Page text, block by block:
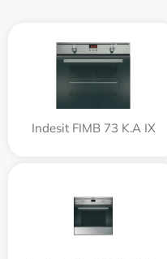
Indesit FIMB 73 K.A IX